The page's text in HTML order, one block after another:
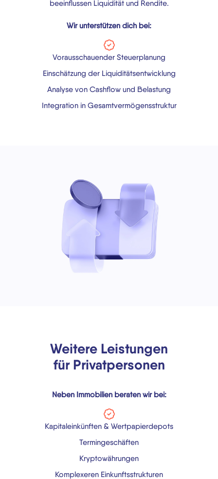
beeinflussen Liquidität und Rendite.
Wir unterstützen dich bei:
Vorausschauender Steuerplanung
Einschätzung der Liquiditätsentwicklung
Analyse von Cashflow und Belastung
Integration in Gesamtvermögensstruktur
Weitere Leistungen
für Privatpersonen
Neben Immobilien beraten wir bei:
Kapitaleinkünften & Wertpapierdepots
Termingeschäften
Kryptowährungen
Komplexeren Einkunftsstrukturen